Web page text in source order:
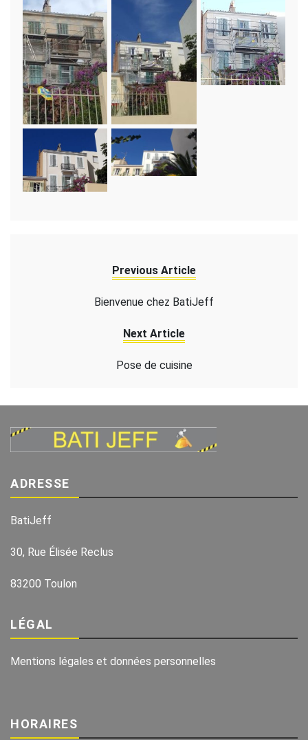
Previous Article
Bienvenue chez BatiJeff
Next Article
Pose de cuisine
ADRESSE
BatiJeff
30, Rue Élisée Reclus
83200 Toulon
LÉGAL
Mentions légales et données personnelles
HORAIRES